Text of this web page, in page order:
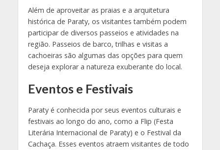
Além de aproveitar as praias e a arquitetura
histórica de Paraty, os visitantes também podem
participar de diversos passeios e atividades na
região. Passeios de barco, trilhas e visitas a
cachoeiras são algumas das opções para quem
deseja explorar a natureza exuberante do local.
Eventos e Festivais
Paraty é conhecida por seus eventos culturais e
festivais ao longo do ano, como a Flip (Festa
Literária Internacional de Paraty) e o Festival da
Cachaça. Esses eventos atraem visitantes de todo